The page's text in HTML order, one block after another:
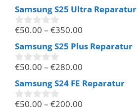
o
n
5
Samsung S25 Ultra Reparatur
0
o
n
5
€50.00 – €350.00
Samsung S25 Plus Reparatur
0
o
n
5
€50.00 – €280.00
Samsung S24 FE Reparatur
0
€50.00 – €200.00